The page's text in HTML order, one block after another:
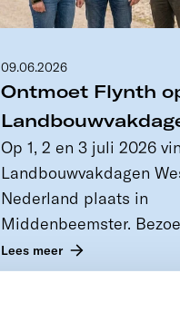
09.06.2026
Ontmoet Flynth
West-Nederland
Op 1, 2 en 3 juli 2026
Landbouwvakdagen
Nederland plaats in
Middenbeemster.
Flynth op de
Landbouwvakdagen
Lees meer